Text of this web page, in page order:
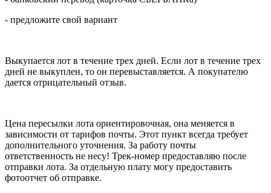
- предложите свой вариант
Выкупается лот в течение трех дней. Если лот в течение трех
дней не выкуплен, то он перевыставляется. А покупателю
дается отрицательный отзыв.
Цена пересылки лота ориентировочная, она меняется в
зависимости от тарифов почты. Этот пункт всегда требует
дополнительного уточнения. За работу почты
ответственность не несу! Трек-номер предоставляю после
отправки лота. За отдельную плату могу предоставить
фотоотчет об отправке.